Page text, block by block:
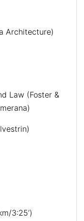
Architecture)
Law (Foster &
3:25’)